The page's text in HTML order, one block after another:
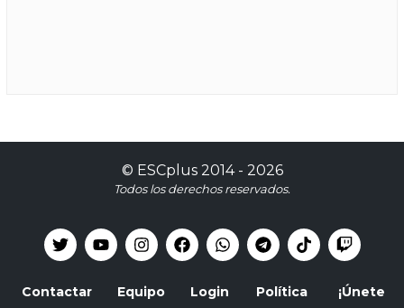
© ESCplus2014 - 2026
Todos los derechos reservados.
Contactar Equipo Login Política ¡Únete